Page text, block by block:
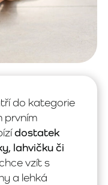
do kategorie
prvním
dostatek
lahvičku či
vzít s
a lehká